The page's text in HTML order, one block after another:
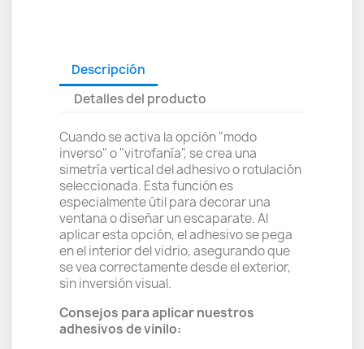
Descripción
Detalles del producto
Cuando se activa la opción "modo
inverso" o "vitrofanía", se crea una
simetría vertical del adhesivo o rotulación
seleccionada. Esta función es
especialmente útil para decorar una
ventana o diseñar un escaparate. Al
aplicar esta opción, el adhesivo se pega
en el interior del vidrio, asegurando que
se vea correctamente desde el exterior,
sin inversión visual.
Consejos para aplicar nuestros
adhesivos de vinilo: